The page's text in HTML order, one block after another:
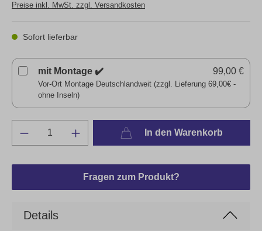
Preise inkl. MwSt. zzgl. Versandkosten
Sofort lieferbar
mit Montage ✔️
Vor-Ort Montage Deutschlandweit (zzgl. Lieferung 69,00€ -
ohne Inseln)
99,00 €
In den Warenkorb
Fragen zum Produkt?
Details